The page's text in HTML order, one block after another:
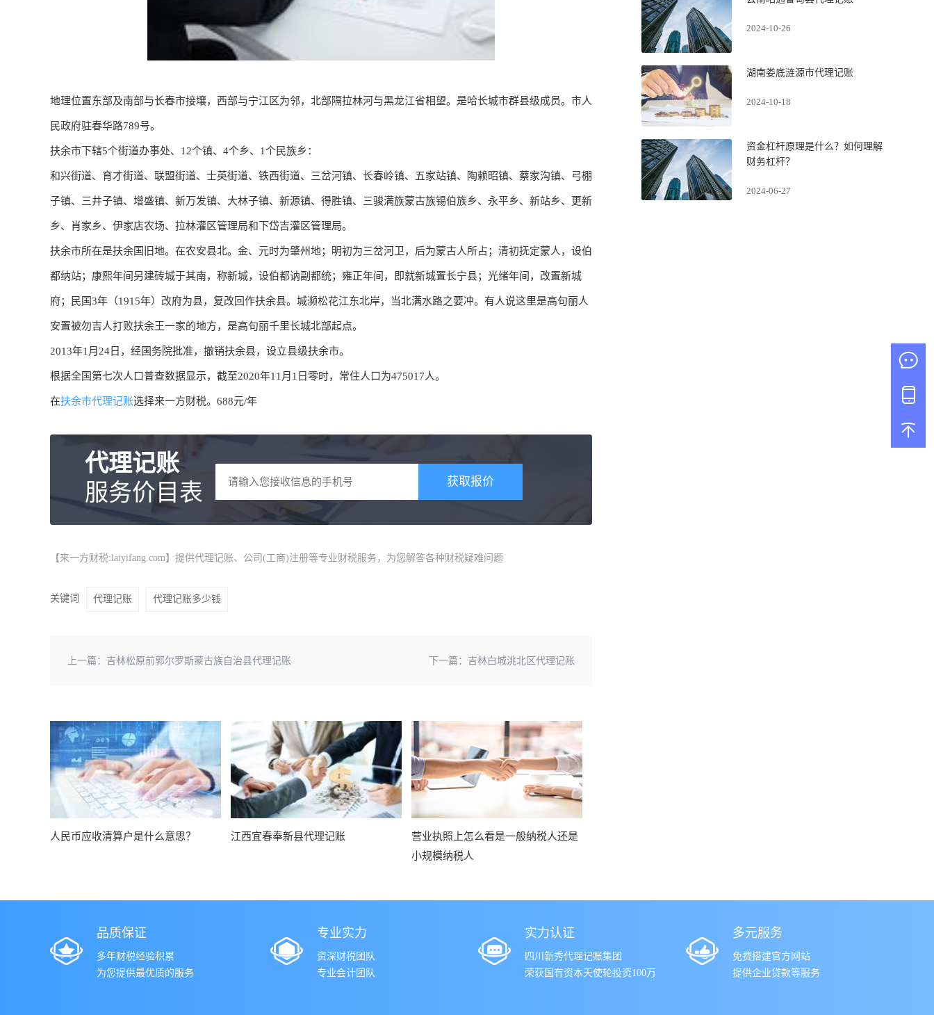
地理位置东部及南部与长春市接壤，西部与宁江区为邻，北部隔拉林河与黑龙江省相望。是哈长城市群县级成员。市人
民政府驻春华路789号。
扶余市下辖5个街道办事处、12个镇、4个乡、1个民族乡：
和兴街道、​育才街道、​联盟街道、​士英街道、​铁西街道、​三岔河镇、​长春岭镇、​五家站镇、​陶赖昭镇、​蔡家沟镇、​弓棚
子镇、​三井子镇、​增盛镇、​新万发镇、​大林子镇、​新源镇、​得胜镇、​三骏满族蒙古族锡伯族乡、​永平乡、​新站乡、​更新
乡、​肖家乡、​伊家店农场、​拉林灌区管理局和下岱吉灌区管理局。
扶余市所在是扶余国旧地。在农安县北。金、元时为肇州地；明初为三岔河卫，后为蒙古人所占；清初抚定蒙人，设伯
都纳站；康熙年间另建砖城于其南，称新城，设伯都讷副都统；雍正年间，即就新城置长宁县；光绪年间，改置新城
府；民国3年（1915年）改府为县，复改回作扶余县。城濒松花江东北岸，当北满水路之要冲。有人说这里是高句丽人
安置被勿吉人打败扶余王一家的地方，是高句丽千里长城北部起点。
2013年1月24日，经国务院批准，撤销扶余县，设立县级扶余市。
根据全国第七次人口普查数据显示，截至2020年11月1日零时，常住人口为475017人。
在扶余市代理记账选择来一方财税。688元/年
代理记账
服务价目表
获取报价
【来一方财税:laiyifang.com】提供代理记账、公司(工商)注册等专业财税服务，为您解答各种财税疑难问题
关键词 代理记账 代理记账多少钱
上一篇： 吉林松原前郭尔罗斯蒙古族自治县代理记账 下一篇： 吉林白城洮北区代理记账
人民币应收清算户是什么意思？ 江西宜春奉新县代理记账
营业执照上怎么看是一般纳税人还是
小规模纳税人
2024-10-26
湖南娄底涟源市代理记账
2024-10-18
资金杠杆原理是什么？如何理解
财务杠杆？
2024-06-27
品质保证
多年财税经验积累
为您提供最优质的服务
专业实力
资深财税团队
专业会计团队
实力认证
四川新秀代理记账集团
荣获国有资本天使轮投资100万
多元服务
免费搭建官方网站
提供企业贷款等服务